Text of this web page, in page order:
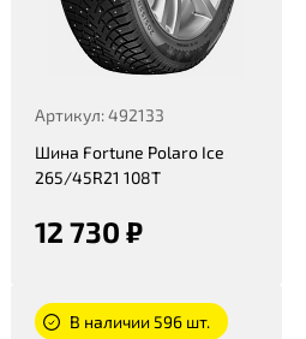
Артикул: 492133
Шина Fortune Polaro Ice
265/45R21 108T
12 730 ₽
В наличии 596 шт.